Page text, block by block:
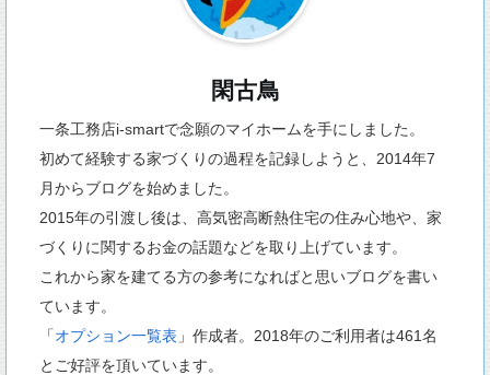
閑古鳥
一条工務店i-smartで念願のマイホームを手にしました。
初めて経験する家づくりの過程を記録しようと、2014年7
月からブログを始めました。
2015年の引渡し後は、高気密高断熱住宅の住み心地や、家
づくりに関するお金の話題などを取り上げています。
これから家を建てる方の参考になればと思いブログを書い
ています。
「 オプション一覧表 」作成者。2018年のご利用者は461名
とご好評を頂いています。